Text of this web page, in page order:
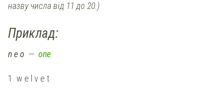
назву числа від 11 до 20.)
Приклад:
n e o — one
1. w e l v e t